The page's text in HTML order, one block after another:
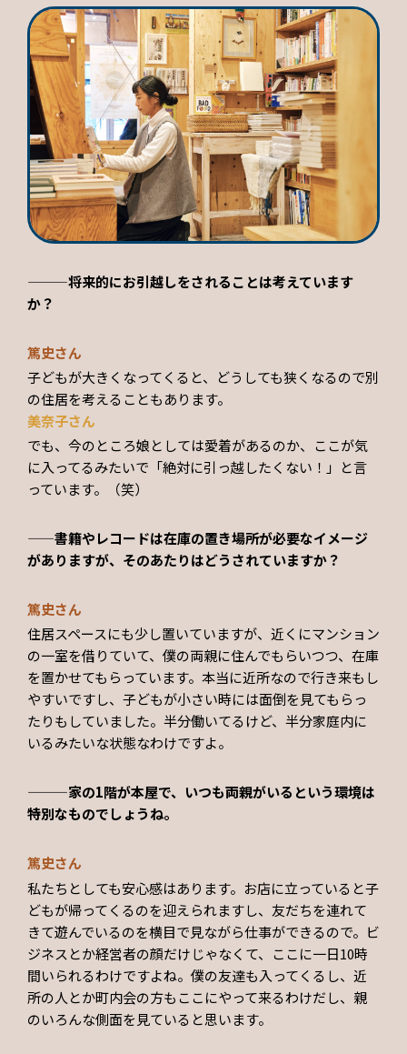
———将来的にお引越しをされることは考えています
か？
篤史さん
子どもが大きくなってくると、どうしても狭くなるので別
の住居を考えることもあります。
美奈子さん
でも、今のところ娘としては愛着があるのか、ここが気
に入ってるみたいで「絶対に引っ越したくない！」と言
っています。（笑）
——書籍やレコードは在庫の置き場所が必要なイメージ
がありますが、そのあたりはどうされていますか？
篤史さん
住居スペースにも少し置いていますが、近くにマンション
の一室を借りていて、僕の両親に住んでもらいつつ、在庫
を置かせてもらっています。本当に近所なので行き来もし
やすいですし、子どもが小さい時には面倒を見てもらっ
たりもしていました。半分働いてるけど、半分家庭内に
いるみたいな状態なわけですよ。
———家の1階が本屋で、いつも両親がいるという環境は
特別なものでしょうね。
篤史さん
私たちとしても安心感はあります。お店に立っていると子
どもが帰ってくるのを迎えられますし、友だちを連れて
きて遊んでいるのを横目で見ながら仕事ができるので。ビ
ジネスとか経営者の顔だけじゃなくて、ここに一日10時
間いられるわけですよね。僕の友達も入ってくるし、近
所の人とか町内会の方もここにやって来るわけだし、親
のいろんな側面を見ていると思います。